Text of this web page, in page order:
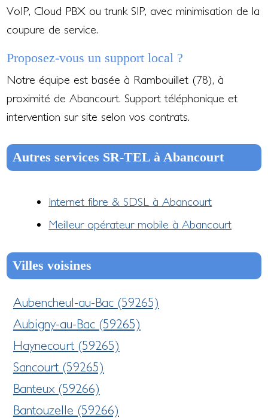
VoIP, Cloud PBX ou trunk SIP, avec minimisation de la
coupure de service.
Proposez-vous un support local ?
Notre équipe est basée à Rambouillet (78), à
proximité de Abancourt. Support téléphonique et
intervention sur site selon vos contrats.
Autres services SR-TEL à Abancourt
Internet fibre & SDSL à Abancourt
Meilleur opérateur mobile à Abancourt
Villes voisines
Aubencheul-au-Bac (59265)
Aubigny-au-Bac (59265)
Haynecourt (59265)
Sancourt (59265)
Banteux (59266)
Bantouzelle (59266)